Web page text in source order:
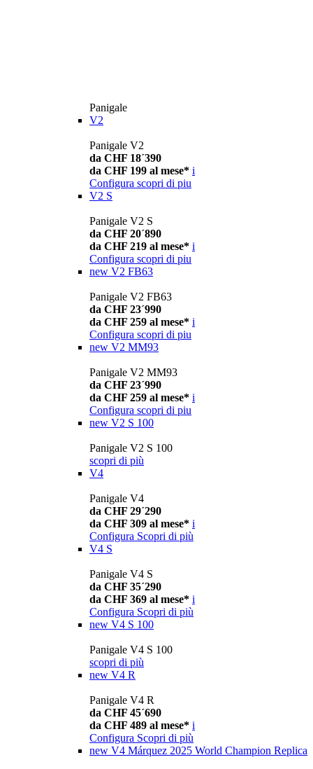
Panigale
V2
Panigale V2
da CHF 18´390
da CHF 199 al mese* i
Configura scopri di piu
V2 S
Panigale V2 S
da CHF 20´890
da CHF 219 al mese* i
Configura scopri di piu
new V2 FB63
Panigale V2 FB63
da CHF 23´990
da CHF 259 al mese* i
Configura scopri di piu
new V2 MM93
Panigale V2 MM93
da CHF 23´990
da CHF 259 al mese* i
Configura scopri di piu
new V2 S 100
Panigale V2 S 100
scopri di più
V4
Panigale V4
da CHF 29´290
da CHF 309 al mese* i
Configura Scopri di più
V4 S
Panigale V4 S
da CHF 35´290
da CHF 369 al mese* i
Configura Scopri di più
new V4 S 100
Panigale V4 S 100
scopri di più
new V4 R
Panigale V4 R
da CHF 45´690
da CHF 489 al mese* i
Configura Scopri di più
new V4 Márquez 2025 World Champion Replica